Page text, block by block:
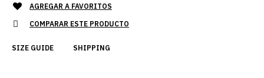
AGREGAR A FAVORITOS
COMPARAR ESTE PRODUCTO
SIZE GUIDE SHIPPING